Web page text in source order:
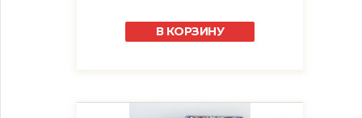
В КОРЗИНУ